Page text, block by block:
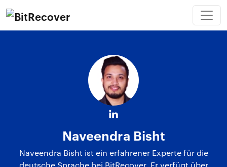
Naveendra Bisht
Naveendra Bisht ist ein erfahrener Experte für die
deutsche Sprache bei BitRecover. Er verfügt über